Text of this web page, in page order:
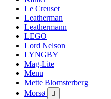
Le Creuset
Leatherman
Leathermann
LEGO
Lord Nelson
LYNGBY
Mag-Lite
Menu
Mette Blomsterberg
Morsø
